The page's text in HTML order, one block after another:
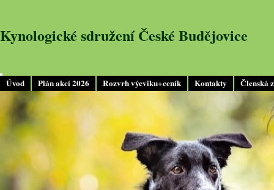
Úvod Plán akcí 2026 Rozvrh výcviku+ceník Kontakty Členská
Kynologické sdružení České Budějovice